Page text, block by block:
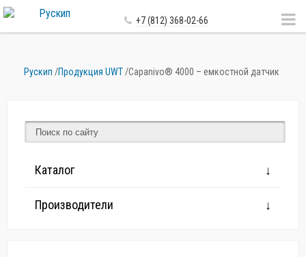
+7 (812) 368-02-66
Рускип /Продукция UWT/Capanivo® 4000 – емкостной датчик
Каталог
Производители